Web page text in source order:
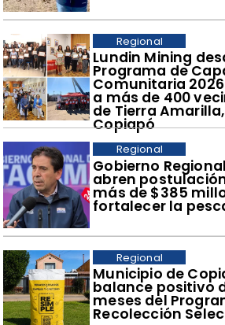
​Lundin Mining
Programa de
Comunitaria
a más de 400
de Tierra
Copiapó
Regional
​Gobierno Regional
abren
más de $385
fortalecer la
Regional
​Municipio de
balance positivo
meses del
Recolección
Regional